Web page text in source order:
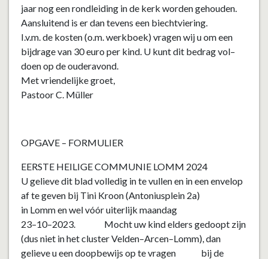
jaarnog eenrondleiding in de kerk worden gehouden.
Aansluitend is erdantevens een biechtviering.
I.v.m. de kosten (o.m.werkboek)vragen wij u om een
bijdrage van 30euro per kind. U kunt dit bedragvol–
doenop de ouderavond.
Met vriendelijke groet,
Pastoor C. Müller
OPGAVE – FORMULIER
EERSTE HEILIGECOMMUNIE LOMM 2024
Ugelieve dit bladvolledig in te vullen en in een envelop
af te geven bij Tini Kroon (Antoniusplein 2a)
in Lommen welvóóruiterlijk maandag
23–10–2023.
Mocht uw kind elders gedoopt zijn
(dus niet inhet clusterVelden–Arcen–Lomm), dan
gelieve u een doopbewijs op te vragen bij de